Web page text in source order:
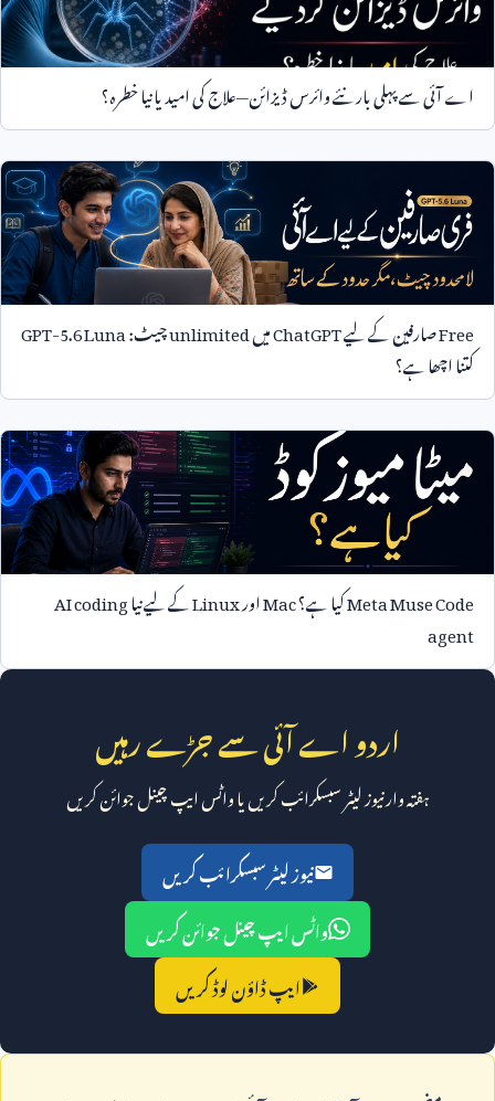
اے آئی سے پہلی بار نئے وائرس ڈیزائن—علاج کی امید یا نیا خطرہ؟
Freeصارفین کے لیےChatGPTمیںunlimitedچیٹ:GPT-5.6 Luna
کتنا اچھا ہے؟
Meta Muse Codeکیا ہے؟MacاورLinuxکے لیے نیاAI coding
agent
اردو اے آئی سے جڑے رہیں
ہفتہ وار نیوز لیٹر سبسکرائب کریں یا واٹس ایپ چینل جوائن کریں
نیوز لیٹر سبسکرائب کریں
واٹس ایپ چینل جوائن کریں
ایپ ڈاؤن لوڈ کریں